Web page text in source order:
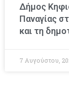
Δήμος
Παναγίας
και τη
7 Αυγούστου,